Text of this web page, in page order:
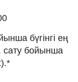
бүгінгі ең
сату бойынша